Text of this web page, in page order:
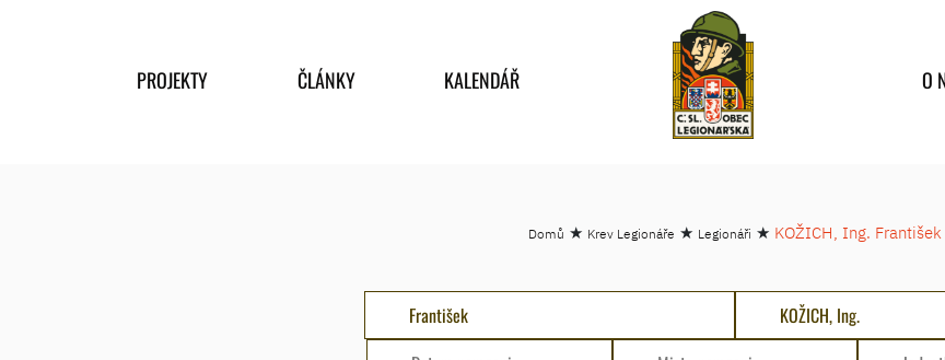
PROJEKTY ČLÁNKY KALENDÁŘ O
Domů ★ Krev Legionáře ★ Legionáři ★ KOŽICH, Ing. František